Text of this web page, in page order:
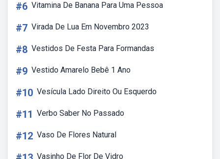
#6 Vitamina De Banana Para Uma Pessoa
#7 Virada De Lua Em Novembro 2023
#8 Vestidos De Festa Para Formandas
#9 Vestido Amarelo Bebê 1 Ano
#10 Vesícula Lado Direito Ou Esquerdo
#11 Verbo Saber No Passado
#12 Vaso De Flores Natural
Vasinho De Flor De Vidro